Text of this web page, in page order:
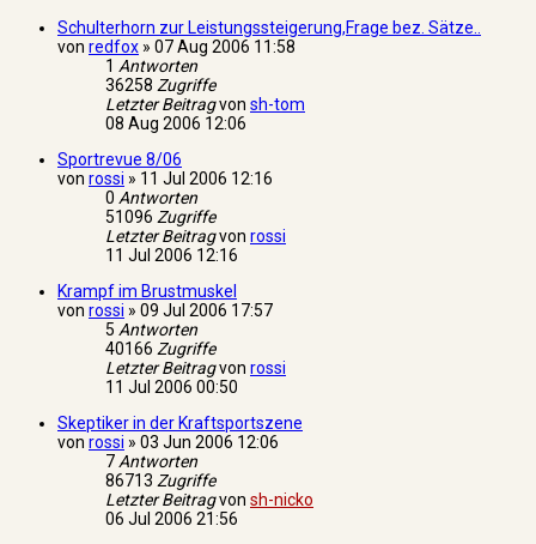
Schulterhorn zur Leistungssteigerung,Frage bez. Sätze..
von redfox » 07 Aug 2006 11:58
1 Antworten
36258 Zugriffe
Letzter Beitragvon sh-tom
08 Aug 2006 12:06
Sportrevue 8/06
von rossi » 11 Jul 2006 12:16
0 Antworten
51096 Zugriffe
Letzter Beitragvon rossi
11 Jul 2006 12:16
Krampf im Brustmuskel
von rossi » 09 Jul 2006 17:57
5 Antworten
40166 Zugriffe
Letzter Beitragvon rossi
11 Jul 2006 00:50
Skeptiker in der Kraftsportszene
von rossi » 03 Jun 2006 12:06
7Antworten
86713 Zugriffe
Letzter Beitragvon sh-nicko
06 Jul 2006 21:56